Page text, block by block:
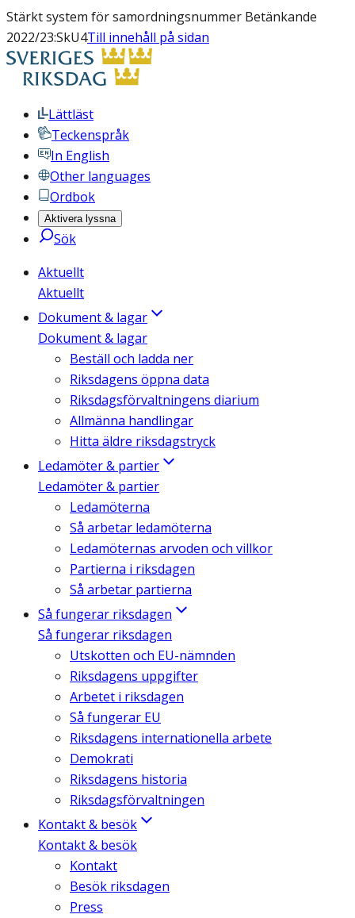
Stärkt system för samordningsnummer Betänkande
2022/23:SkU4Till innehåll på sidan
Lättläst
Teckenspråk
In English
Other languages
Ordbok
Aktivera lyssna
Sök
Aktuellt
Aktuellt
Dokument & lagar
Dokument & lagar
Beställ och ladda ner
Riksdagens öppna data
Riksdagsförvaltningens diarium
Allmänna handlingar
Hitta äldre riksdagstryck
Ledamöter & partier
Ledamöter & partier
Ledamöterna
Så arbetar ledamöterna
Ledamöternas arvoden och villkor
Partierna i riksdagen
Så arbetar partierna
Så fungerar riksdagen
Så fungerar riksdagen
Utskotten och EU-nämnden
Riksdagens uppgifter
Arbetet i riksdagen
Så fungerar EU
Riksdagens internationella arbete
Demokrati
Riksdagens historia
Riksdagsförvaltningen
Kontakt & besök
Kontakt & besök
Kontakt
Besök riksdagen
Press